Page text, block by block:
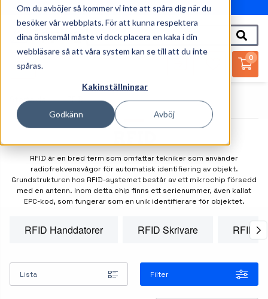
Om du avböjer så kommer vi inte att spåra dig när du
besöker vår webbplats. För att kunna respektera
dina önskemål måste vi dock placera en kaka i din
webbläsare så att våra system kan se till att du inte
spåras.
Kakinställningar
Godkänn Avböj
010-162 61 95
0
Startsida RFID
RFID är en bred term som omfattar tekniker som använder
radiofrekvensvågor för automatisk identifiering av objekt.
Grundstrukturen hos RFID-systemet består av ett mikrochip försedd
med en antenn. Inom detta chip finns ett serienummer, även kallat
EPC-kod, som fungerar som en unik identifierare för objektet.
RFID Handdatorer RFID Skrivare RFID
Lista Filter